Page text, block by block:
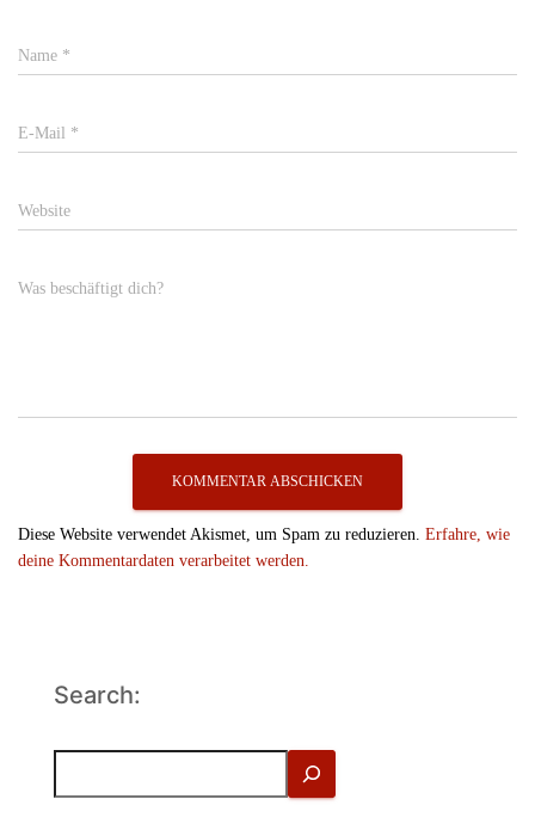
Name *
E-Mail *
Website
Was beschäftigt dich?
Diese Website verwendet Akismet, um Spam zu reduzieren. Erfahre, wie
deine Kommentardaten verarbeitet werden.
Search: